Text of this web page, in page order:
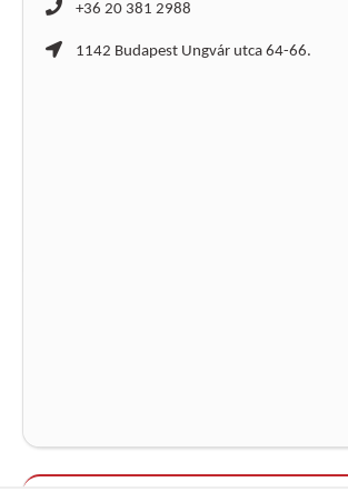
+36 20 381 2988
1142 Budapest Ungvár utca 64-66.